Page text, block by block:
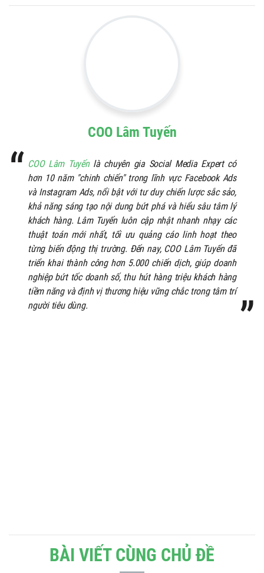
COO Lâm Tuyến
COO Lâm Tuyếnlà chuyên gia Social Media Expert có
hơn 10 năm "chinh chiến" trong lĩnh vực Facebook Ads
và Instagram Ads, nổi bật với tư duy chiến lược sắc sảo,
khả năng sáng tạo nội dung bứt phá và hiểu sâu tâm lý
khách hàng. Lâm Tuyến luôn cập nhật nhanh nhạy các
thuật toán mới nhất, tối ưu quảng cáo linh hoạt theo
từng biến động thị trường. Đến nay, COO Lâm Tuyến đã
triển khai thành công hơn 5.000 chiến dịch, giúp doanh
nghiệp bứt tốc doanh số, thu hút hàng triệu khách hàng
tiềm năng và định vị thương hiệu vững chắc trong tâm trí
người tiêu dùng.
BÀI VIẾT CÙNG CHỦ ĐỀ